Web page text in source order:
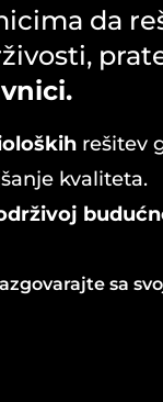
da
rešitev
kvaliteta.
sa